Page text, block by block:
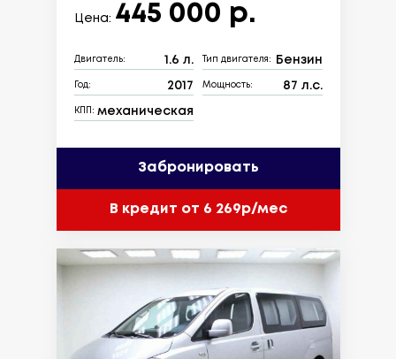
Цена: 445 000 р.
Двигатель: 1.6 л. Тип двигателя: Бензин
Год: 2017 Мощность: 87 л.с.
КПП: механическая
Забронировать
В кредит от 6 269р/мес